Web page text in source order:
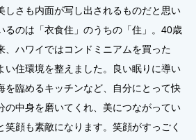
さも内面が写し出されるものだと思い
るのは「衣食住」のうちの「住」。40歳
、ハワイではコンドミニアムを買った
い住環境を整えました。良い眠りに導い
を臨めるキッチンなど、自分にとって快
の中身を磨いてくれ、美につながってい
笑顔も素敵になります。笑顔がすっごく